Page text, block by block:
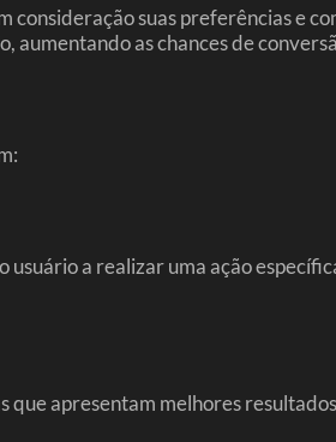
consideração suas preferências e
aumentando as chances de
a realizar uma ação
apresentam melhores